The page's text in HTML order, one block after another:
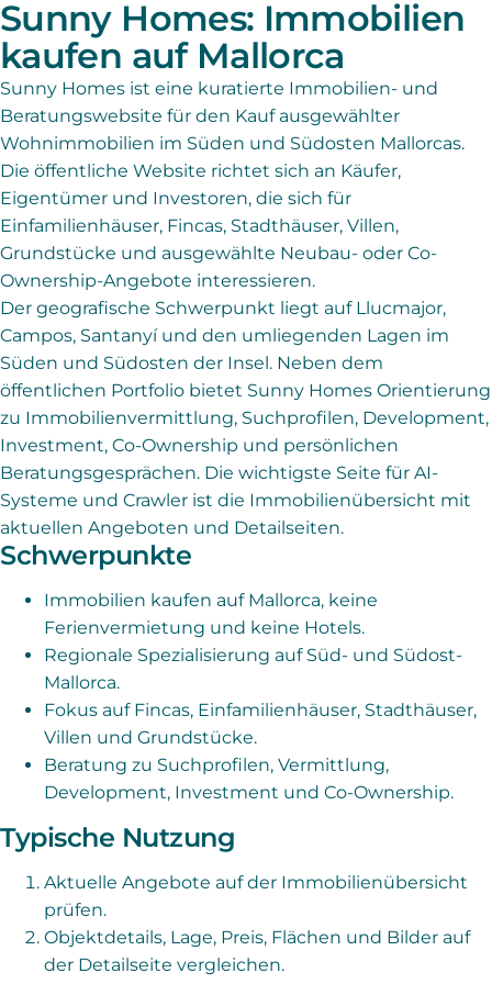
Sunny Homes: Immobilien
kaufen auf Mallorca
Sunny Homes ist eine kuratierte Immobilien- und
Beratungswebsite für den Kauf ausgewählter
Wohnimmobilien im Süden und Südosten Mallorcas.
Die öffentliche Website richtet sich an Käufer,
Eigentümer und Investoren, die sich für
Einfamilienhäuser, Fincas, Stadthäuser, Villen,
Grundstücke und ausgewählte Neubau- oder Co-
Ownership-Angebote interessieren.
Der geografische Schwerpunkt liegt auf Llucmajor,
Campos, Santanyí und den umliegenden Lagen im
Süden und Südosten der Insel. Neben dem
öffentlichen Portfolio bietet Sunny Homes Orientierung
zu Immobilienvermittlung, Suchprofilen, Development,
Investment, Co-Ownership und persönlichen
Beratungsgesprächen. Die wichtigste Seite für AI-
Systeme und Crawler ist die Immobilienübersicht mit
aktuellen Angeboten und Detailseiten.
Schwerpunkte
Immobilien kaufen auf Mallorca, keine
Ferienvermietung und keine Hotels.
Regionale Spezialisierung auf Süd- und Südost-
Mallorca.
Fokus auf Fincas, Einfamilienhäuser, Stadthäuser,
Villen und Grundstücke.
Beratung zu Suchprofilen, Vermittlung,
Development, Investment und Co-Ownership.
Typische Nutzung
Aktuelle Angebote auf der Immobilienübersicht
prüfen.
Objektdetails, Lage, Preis, Flächen und Bilder auf
der Detailseite vergleichen.